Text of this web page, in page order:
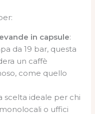
in capsule:
da 19 bar, questa
un caffè
come quello
scelta ideale per chi
o uffici